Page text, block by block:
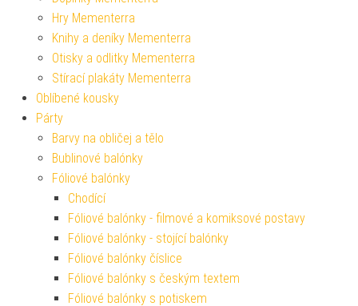
Hry Mementerra
Knihy a deníky Mementerra
Otisky a odlitky Mementerra
Stírací plakáty Mementerra
Oblíbené kousky
Párty
Barvy na obličej a tělo
Bublinové balónky
Fóliové balónky
Chodící
Fóliové balónky - filmové a komiksové postavy
Fóliové balónky - stojící balónky
Fóliové balónky číslice
Fóliové balónky s českým textem
Fóliové balónky s potiskem